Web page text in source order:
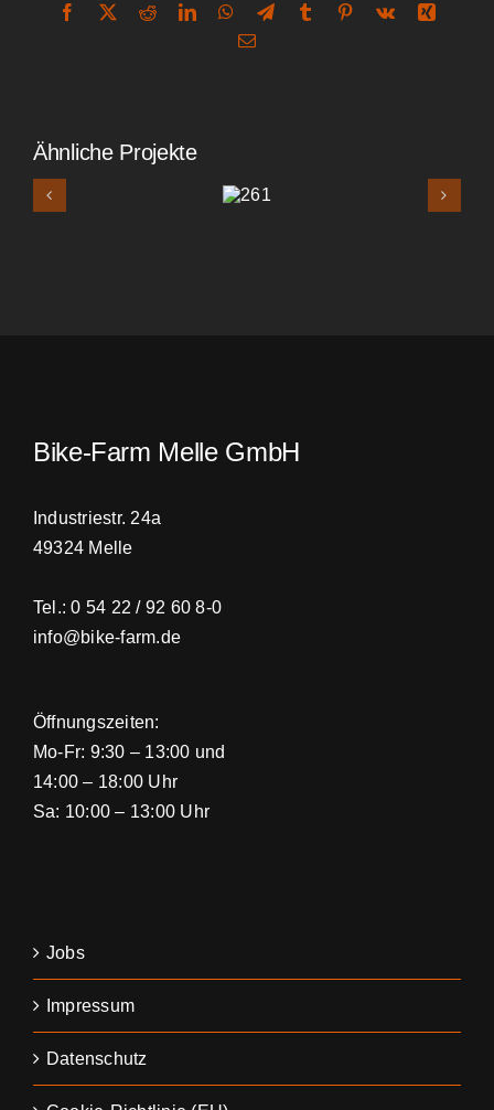
Facebook
X RedditLinkedInWhatsApp
TelegramTumblr Pinterest
Vk
Xing
E-
Ähnliche Projekte
Bike-Farm Melle GmbH
Industriestr. 24a
49324 Melle
Tel.: 0 54 22 / 92 60 8-0
info@bike-farm.de
Öffnungszeiten:
Mo-Fr: 9:30 – 13:00 und
14:00 – 18:00 Uhr
Sa: 10:00 – 13:00 Uhr
Jobs
Impressum
Datenschutz